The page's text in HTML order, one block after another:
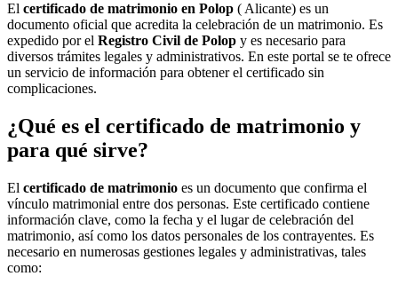
El certificado de matrimonio en Polop ( Alicante) es un
documento oficial que acredita la celebración de un matrimonio. Es
expedido por el Registro Civil de Polop y es necesario para
diversos trámites legales y administrativos. En este portal se te ofrece
un servicio de información para obtener el certificado sin
complicaciones.
¿Qué es el certificado de matrimonio y
para qué sirve?
El certificado de matrimonio es un documento que confirma el
vínculo matrimonial entre dos personas. Este certificado contiene
información clave, como la fecha y el lugar de celebración del
matrimonio, así como los datos personales de los contrayentes. Es
necesario en numerosas gestiones legales y administrativas, tales
como: